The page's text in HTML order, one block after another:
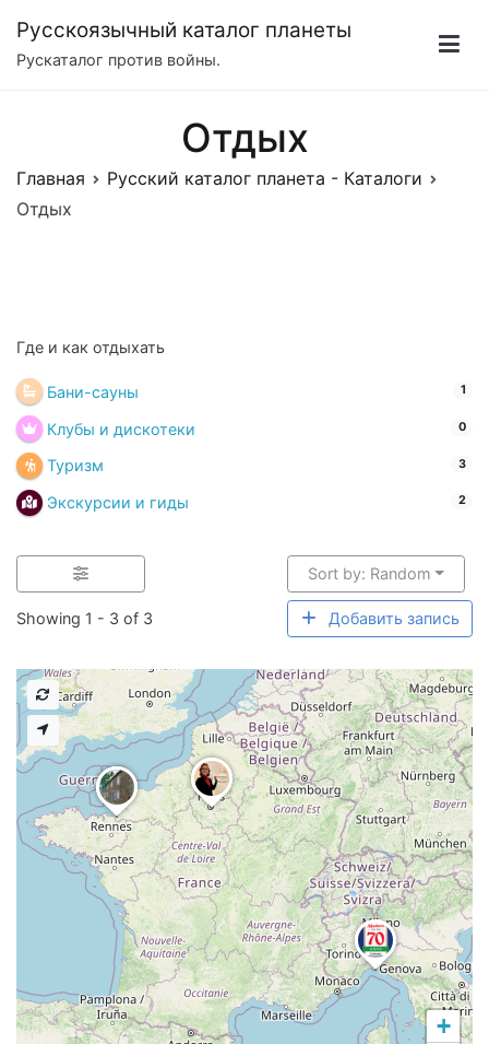
содержимому
Русскоязычный каталог планеты
Рускаталог против войны.
Отдых
Главная
Русский каталог планета - Каталоги
Отдых
Где и как отдыхать
Бани-сауны 1
Клубы и дискотеки 0
Туризм 3
Экскурсии и гиды 2
Showing 1 - 3 of 3
Sort by: Random
Добавить запись
+